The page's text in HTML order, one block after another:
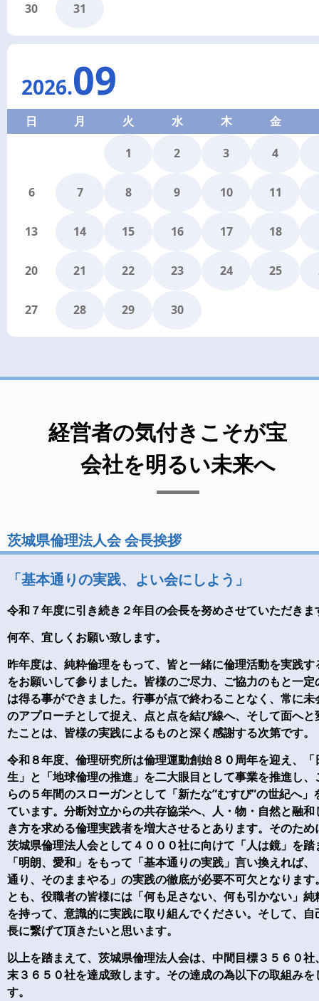
30 31
2026.09
日 月 火 水 木 金
1 2 3 4
6 7 8 9 10 11
13 14 15 16 17 18
20 21 22 23 24 25
27 28 29 30
経営者の気付きこそが宝
会社を明るい未来へ
茨城県倫理法人会 会長挨拶
「基本通りの実践、よい会にしよう」
令和７年度に引き続き２年目の会長を努めさせていただきま
何卒、宜しくお願い致します。
昨年度は、純粋倫理をもって、皆と一緒に倫理活動を実践す
をお願いして参りました。皆様のご尽力、ご協力のもと一定
は得る事ができました。行事が点で終わることなく、常に未
のアプローチとして捉え、点と点を結び線へ、そして面へと
たことは、皆様の実践によるものと深く感謝する次第です。
令和８年度、倫理研究所は倫理運動創始８０周年を迎え、「
生」と「地球倫理の推進」を二大眼目として事業を推進し、
らの５年間のスローガンとして「新たな”むすび”の世紀へ」
ています。分断対立からの共存協栄へ、人・物・自然と融和
き方を求める倫理実践者を増大させるとあります。そのため
茨城県倫理法人会として４０００社に向けて「人は鏡」を踏
「明朗、愛和」をもって「基本通りの実践」言い換えれば、
通り、そのままやる」の実践の徹底が必要不可欠となります
とも、役職者の皆様には「何も足さない、何も引かない」純
を持って、意識的に実践に取り組んでください。そして、自
長に繋げて頂きたいと思います。
以上を踏まえて、茨城県倫理法人会は、中間目標３５６０社
末３６５０社を達成致します。その達成の為以下の取組みを
す。